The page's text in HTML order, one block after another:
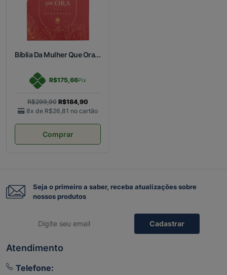
Bíblia Da Mulher Que Ora...
R$175,66Pix
R$299,90 R$184,90
8x de R$26,81 no cartão
Comprar
Seja o primeiro a saber, receba atualizações sobre
nossos produtos
Cadastrar
Atendimento
Telefone: